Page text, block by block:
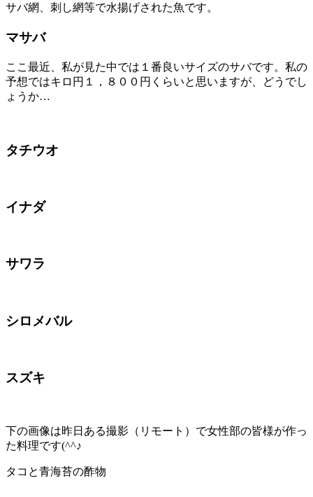
サバ網、刺し網等で水揚げされた魚です。
マサバ
ここ最近、私が見た中では１番良いサイズのサバです。私の
予想ではキロ円１，８００円くらいと思いますが、どうでし
ょうか…
タチウオ
イナダ
サワラ
シロメバル
スズキ
下の画像は昨日ある撮影（リモート）で女性部の皆様が作っ
た料理です(^^♪
タコと青海苔の酢物